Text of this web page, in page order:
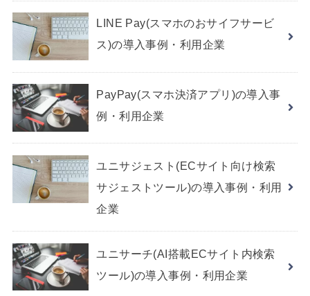
LINE Pay(スマホのおサイフサービ
ス)の導入事例・利用企業
PayPay(スマホ決済アプリ)の導入事
例・利用企業
ユニサジェスト(ECサイト向け検索
サジェストツール)の導入事例・利用
企業
ユニサーチ(AI搭載ECサイト内検索
ツール)の導入事例・利用企業